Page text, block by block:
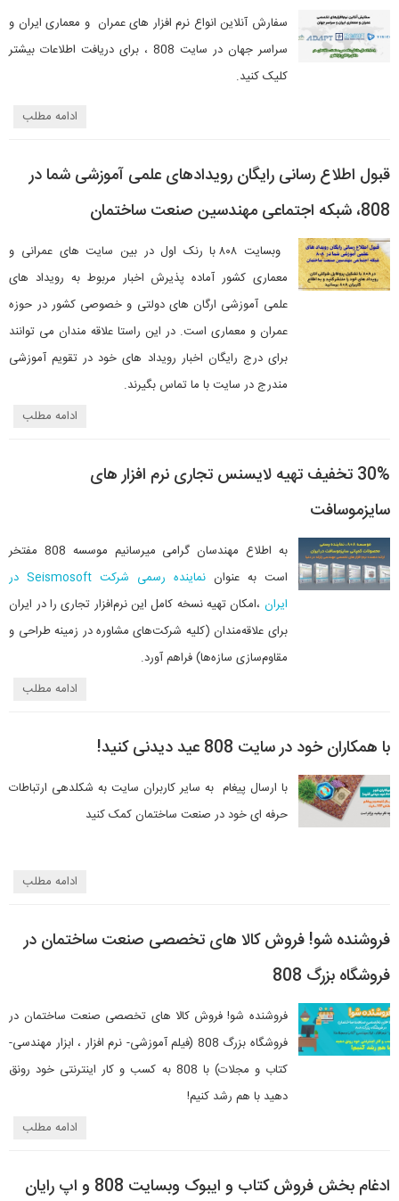
سفارش آنلاین انواع نرم افزار های عمران و معماری ایران و
سراسر جهان در سایت 808 ، برای دریافت اطلاعات بیشتر
کلیک کنید.
ادامه مطلب
قبول اطلاع رسانی رایگان رويدادهای علمی آموزشی شما در
808، شبکه اجتماعی مهندسین صنعت ساختمان
وبسایت ۸۰۸ با رنک اول در بین سایت های عمرانی و
معماری کشور آماده پذیرش اخبار مربوط به رویداد های
علمی آموزشی ارگان های دولتی و خصوصی کشور در حوزه
عمران و معماری است. در این راستا علاقه مندان می توانند
برای درج رایگان اخبار رویداد های خود در تقویم آموزشی
مندرج در سایت با ما تماس بگیرند.
ادامه مطلب
30% تخفیف تهیه لایسنس تجاری نرم افزار های
سایزموسافت
به اطلاع مهندسان گرامی میرسانیم موسسه 808 مفتخر
است به عنوان
نماینده رسمی شرکت Seismosoft در
ایران،امکان تهیه نسخه کامل این نرم‌افزار تجاری را در ایران
برای علاقه‌مندان (کلیه شرکت‌های مشاوره در زمینه طراحی و
مقاوم‌سازی سازه‌ها) فراهم آورد.
ادامه مطلب
با همکاران خود در سایت 808 عید دیدنی کنید!
با ارسال پیغام به سایر کاربران سایت به شکلدهی ارتباطات
حرفه ای خود در صنعت ساختمان کمک کنید
ادامه مطلب
فروشنده شو! فروش کالا های تخصصی صنعت ساختمان در
فروشگاه بزرگ 808
فروشنده شو! فروش کالا های تخصصی صنعت ساختمان در
فروشگاه بزرگ 808 (فیلم آموزشی- نرم افزار ، ابزار مهندسی-
کتاب و مجلات) با 808 به کسب و کار اینترنتی خود رونق
دهید با هم رشد کنیم!
ادامه مطلب
ادغام بخش فروش کتاب و ایبوک وبسایت 808 و اپ رایان